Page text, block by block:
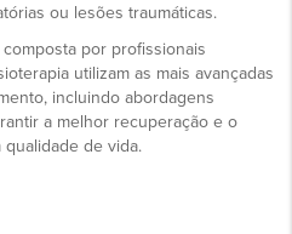
ou lesões traumáticas.
por profissionais
utilizam as mais avançadas
incluindo abordagens
a melhor recuperação e o
de vida.